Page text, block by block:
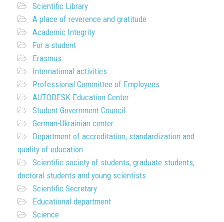
Scientific Library
A place of reverence and gratitude
Academic Integrity
For a student
Erasmus
International activities
Professional Committee of Employees
AUTODESK Education Center
Student Government Council
German-Ukrainian center
Department of accreditation, standardization and
quality of education
Scientific society of students, graduate students,
doctoral students and young scientists
Scientific Secretary
Educational department
Science